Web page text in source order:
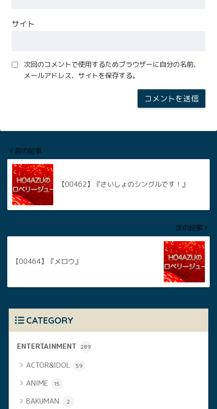
サイト
次回のコメントで使用するためブラウザーに自分の名前、
メールアドレス、サイトを保存する。
前の記事
【00462】『さいしょのシングルです！』
次の記事
【00464】『メロウ』
CATEGORY
ENTERTAINMENT 289
ACTOR&IDOL 59
ANIME 15
BAKUMAN 2